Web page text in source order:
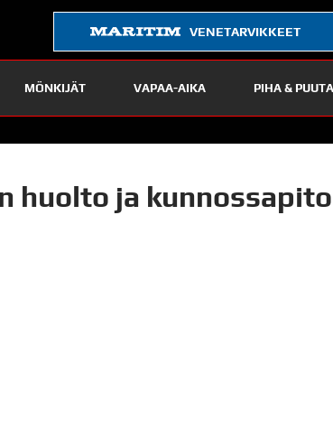
VENETARVIKKEET
MÖNKIJÄT VAPAA-AIKA PIHA &
huolto ja kunnossapito